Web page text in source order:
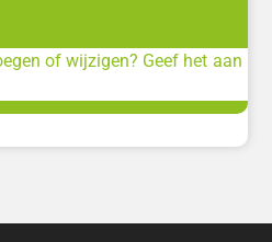
of wijzigen? Geef het aan